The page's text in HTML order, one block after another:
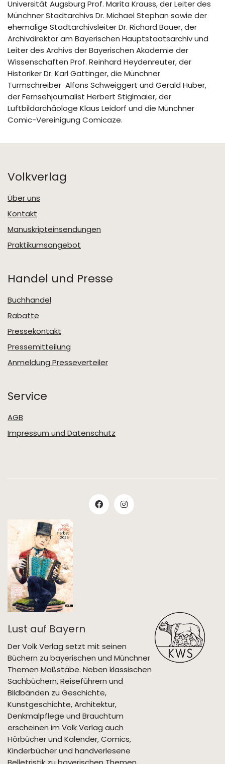
Universität Augsburg Prof. Marita Krauss, der Leiter des
Münchner Stadtarchivs Dr. Michael Stephan sowie der
ehemalige Stadtarchivsleiter Dr. Richard Bauer, der
Archivdirektor am Bayerischen Hauptstaatsarchiv und
Leiter des Archivs der Bayerischen Akademie der
Wissenschaften Prof. Reinhard Heydenreuter, der
Historiker Dr. Karl Gattinger, die Münchner
Turmschreiber Alfons Schweiggert und Gerald Huber,
der Fernsehjournalist Herbert Stiglmaier, der
Luftbildarchäologe Klaus Leidorf und die Münchner
Comic-Vereinigung Comicaze.
Volkverlag
Über uns
Kontakt
Manuskripteinsendungen
Praktikumsangebot
Handel und Presse
Buchhandel
Rabatte
Pressekontakt
Pressemitteilung
Anmeldung Presseverteiler
Service
AGB
Impressum und Datenschutz
Lust auf Bayern
Der Volk Verlag setzt mit seinen
Büchern zu bayerischen und Münchner
Themen Maßstäbe. Neben klassischen
Sachbüchern, Reiseführern und
Bildbänden zu Geschichte,
Kunstgeschichte, Architektur,
Denkmalpflege und Brauchtum
erscheinen im Volk Verlag auch
Hörbücher und Kalender, Comics,
Kinderbücher und handverlesene